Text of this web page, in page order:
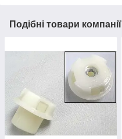
Подібні товари компанії